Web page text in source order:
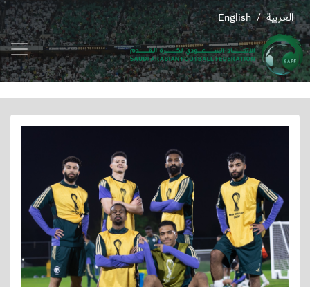
English / العربية